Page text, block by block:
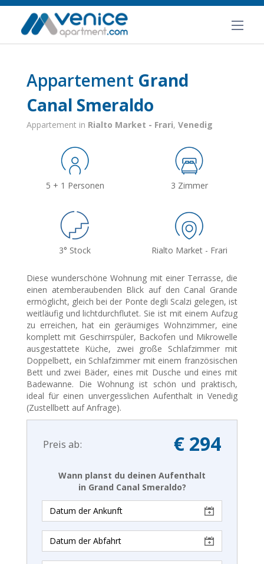
Appartement Grand
Canal Smeraldo
Appartement in Rialto Market - Frari, Venedig
5 + 1 Personen 3 Zimmer
3° Stock Rialto Market - Frari
Diese wunderschöne Wohnung mit einer Terrasse, die
einen atemberaubenden Blick auf den Canal Grande
ermöglicht, gleich bei der Ponte degli Scalzi gelegen, ist
weitläufig und lichtdurchflutet. Sie ist mit einem Aufzug
zu erreichen, hat ein geräumiges Wohnzimmer, eine
komplett mit Geschirrspüler, Backofen und Mikrowelle
ausgestattete Küche, zwei große Schlafzimmer mit
Doppelbett, ein Schlafzimmer mit einem französischen
Bett und zwei Bäder, eines mit Dusche und eines mit
Badewanne. Die Wohnung ist schön und praktisch,
ideal für einen unvergesslichen Aufenthalt in Venedig
(Zustellbett auf Anfrage).
Preis ab: € 294
Wann planst du deinen Aufenthalt
in Grand Canal Smeraldo?